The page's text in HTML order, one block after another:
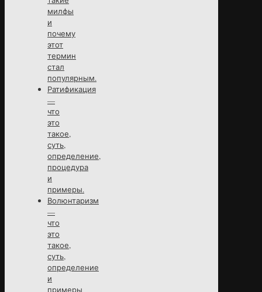
милфы
и
почему
этот
термин
стал
популярным.
Ратификация
—
что
это
такое,
суть,
определение,
процедура
и
примеры.
Волюнтаризм
—
что
это
такое,
суть,
определение
и
примеры